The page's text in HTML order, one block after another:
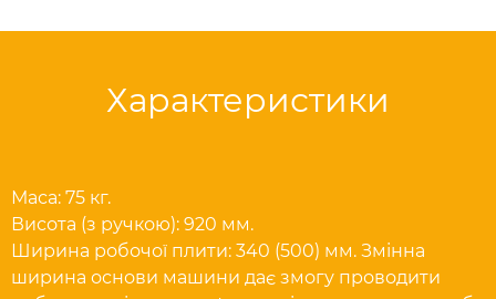
Характеристики
Маса: 75 кг.
Висота (з ручкою): 920 мм.
Ширина робочої плити: 340 (500) мм. Змінна
ширина основи машини дає змогу проводити